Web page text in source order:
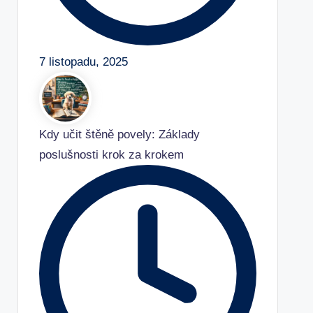
7 listopadu, 2025
Kdy učit štěně povely: Základy
poslušnosti krok za krokem